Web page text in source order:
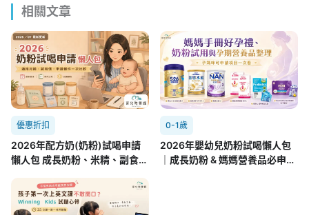
相關文章
優惠折扣
2026年配方奶(奶粉)試喝申請
懶人包 成長奶粉、米精、副食品
0-1歲
2026年嬰幼兒奶粉試喝懶人包
｜成長奶粉 & 媽媽營養品必申請